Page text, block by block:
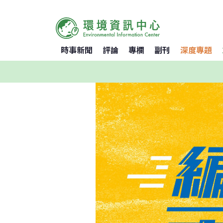
時事新聞 評論 專欄 副刊 深度專題